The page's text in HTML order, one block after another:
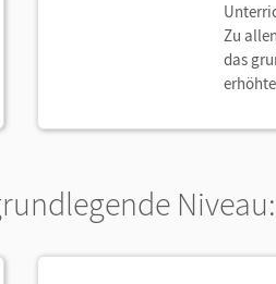
Zu
das
Niveau: